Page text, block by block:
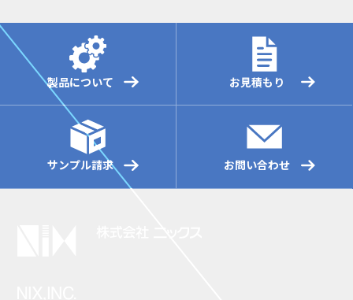
製品について お見積もり
サンプル請求 お問い合わせ